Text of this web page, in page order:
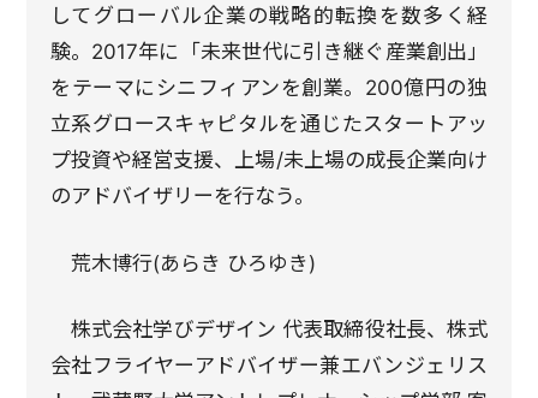
してグローバル企業の戦略的転換を数多く経
験。2017年に「未来世代に引き継ぐ産業創出」
をテーマにシニフィアンを創業。200億円の独
立系グロースキャピタルを通じたスタートアッ
プ投資や経営支援、上場/未上場の成長企業向け
のアドバイザリーを行なう。
荒木博行(あらき ひろゆき)
株式会社学びデザイン 代表取締役社長、株式
会社フライヤーアドバイザー兼エバンジェリス